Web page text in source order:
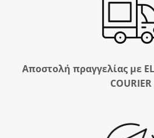
Αποστολή πραγγελίας με
COURIER